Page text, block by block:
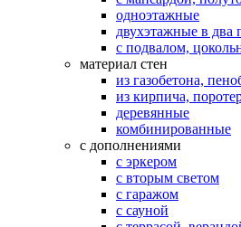
одноэтажные
двухэтажные в два
с подвалом,
материал стен
из газобетона,
из кирпича,
деревянные
комбинированные
с дополнениями
с эркером
с вторым светом
с гаражом
с сауной